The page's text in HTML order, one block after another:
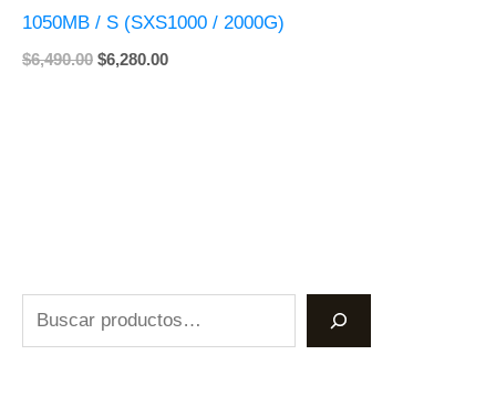
1050MB / S (SXS1000 / 2000G)
$6,490.00 $6,280.00